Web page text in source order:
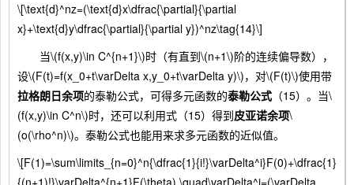
\[\text{d}^nz=(\text{d}x\dfrac{\partial}{\partial
x}+\text{d}y\dfrac{\partial}{\partial y})^nz\tag{14}\]
当\(f(x,y)\in C^{n+1}\)时（有直到\(n+1\)阶的连续偏导数），
设\(F(t)=f(x_0+t\varDelta x,y_0+t\varDelta y)\)，对\(F(t)\)使用带
拉格朗日余项的泰勒公式，可得多元函数的泰勒公式 （15）。当\
(f(x,y)\in C^n\)时，还可以利用式（15）得到皮亚诺余项\
(o(\rho^n)\)。泰勒公式也能用来求多元函数的近似值。
\[F(1)=\sum\limits_{n=0}^n{\dfrac{1}{i!}\varDelta^i}F(0)+\dfrac{1}
{(n+1)!}\varDelta^{n+1}F(\theta),\quad\varDelta^i=(\varDelta